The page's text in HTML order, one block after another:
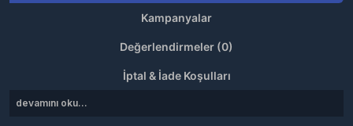
Kampanyalar
Değerlendirmeler (0)
İptal & İade Koşulları
devamını oku...